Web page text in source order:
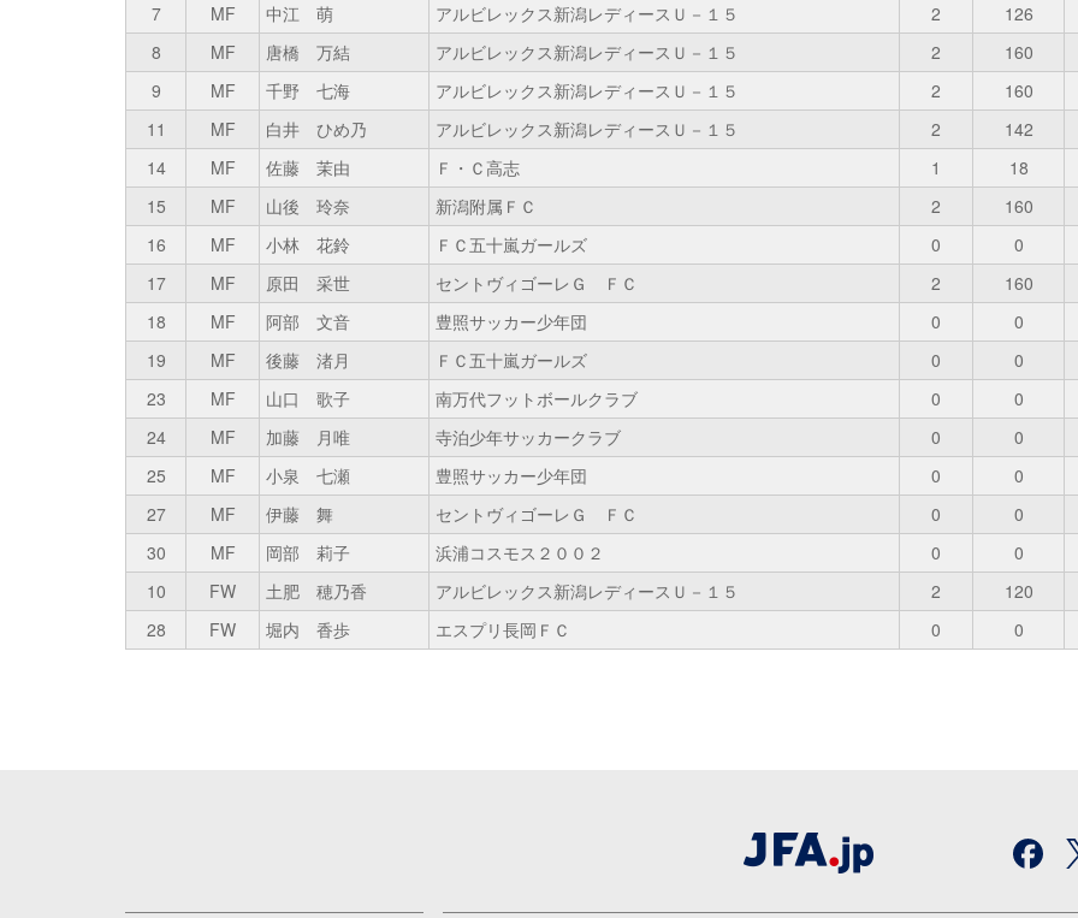
7
MF 中江 萌 アルビレックス新潟レディースＵ－１５ 2 126
8
MF 唐橋 万結 アルビレックス新潟レディースＵ－１５ 2 160
9
MF 千野 七海 アルビレックス新潟レディースＵ－１５ 2 160
11
MF 白井 ひめ乃 アルビレックス新潟レディースＵ－１５ 2 142
14
MF 佐藤 茉由 Ｆ・Ｃ高志 1 18
15
MF 山後 玲奈 新潟附属ＦＣ 2 160
16
MF 小林 花鈴 ＦＣ五十嵐ガールズ 0 0
17
MF 原田 采世 セントヴィゴーレＧ ＦＣ 2 160
18
MF 阿部 文音 豊照サッカー少年団 0 0
19
MF 後藤 渚月 ＦＣ五十嵐ガールズ 0 0
23
MF 山口 歌子 南万代フットボールクラブ 0 0
24
MF 加藤 月唯 寺泊少年サッカークラブ 0 0
25
MF 小泉 七瀬 豊照サッカー少年団 0 0
27
MF 伊藤 舞 セントヴィゴーレＧ ＦＣ 0 0
30
MF 岡部 莉子 浜浦コスモス２００２ 0 0
10
FW 土肥 穂乃香 アルビレックス新潟レディースＵ－１５ 2 120
28
FW 堀内 香歩 エスプリ長岡ＦＣ 0 0